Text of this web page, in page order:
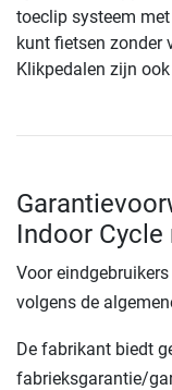
toeclip systeem
kunt fietsen zonder
Klikpedalen zijn
Indoor Cycle
Voor
volgens de
De fabrikant biedt
fabrieksgarantie/